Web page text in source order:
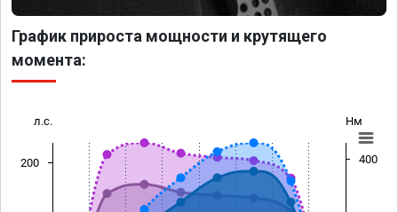
График прироста мощности и крутящего
момента:
л.с. Нм
200 400